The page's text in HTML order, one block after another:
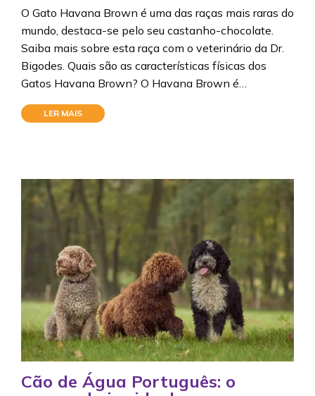
O Gato Havana Brown é uma das raças mais raras do
mundo, destaca-se pelo seu castanho-chocolate.
Saiba mais sobre esta raça com o veterinário da Dr.
Bigodes. Quais são as características físicas dos
Gatos Havana Brown? O Havana Brown é…
LER MAIS
Cão de Água Português: o